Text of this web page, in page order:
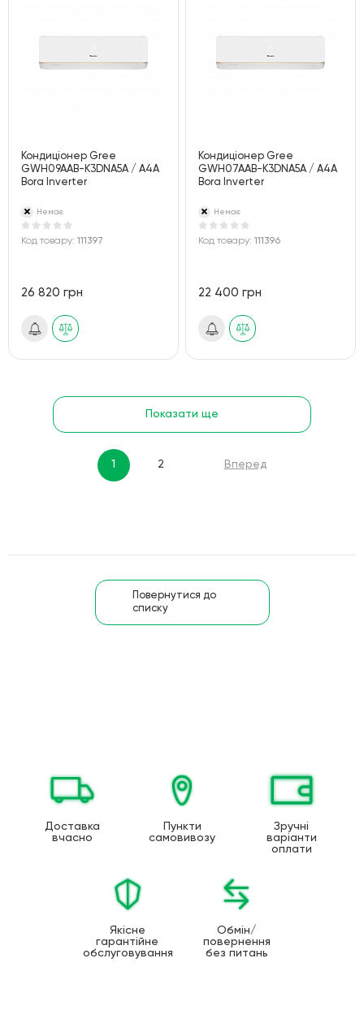
Кондиціонер Gree
GWH09AAB-K3DNA5A / A4A
Bora Inverter
Немає
Код товару: 111397
26 820 грн
Кондиціонер Gree
GWH07AAB-K3DNA5A / A4A
Bora Inverter
Немає
Код товару:111396
22 400 грн
Показати ще
1 2 Вперед
Повернутися до
списку
Доставка
вчасно
Пункти
самовивозу
Зручні
варіанти
оплати
Якісне
гарантійне
обслуговування
Обмін/
повернення
без питань